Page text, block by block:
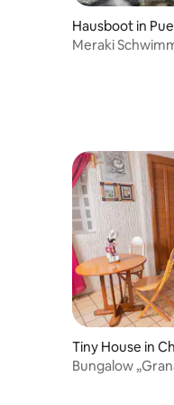
Hausboot in
Meraki
Tiny House in
davia
Bungalow